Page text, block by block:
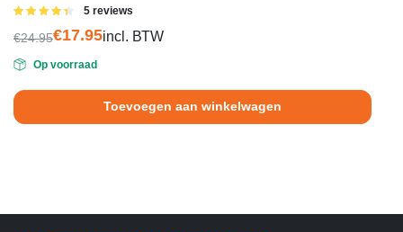
Gewaardeerd
5 reviews
€24.95
prijs
was:
€17.95
prijs
is:
incl. BTW
Op voorraad
Toevoegen aan winkelwagen